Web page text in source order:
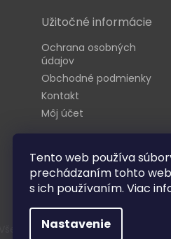
Tento web používa
prechádzaním tohto
s ich používaním. Viac
Nastavenie
Užitočné informácie
Ochrana osobných
údajov
Obchodné podmienky
Kontakt
Môj účet
. Všetky práva vyhradené.